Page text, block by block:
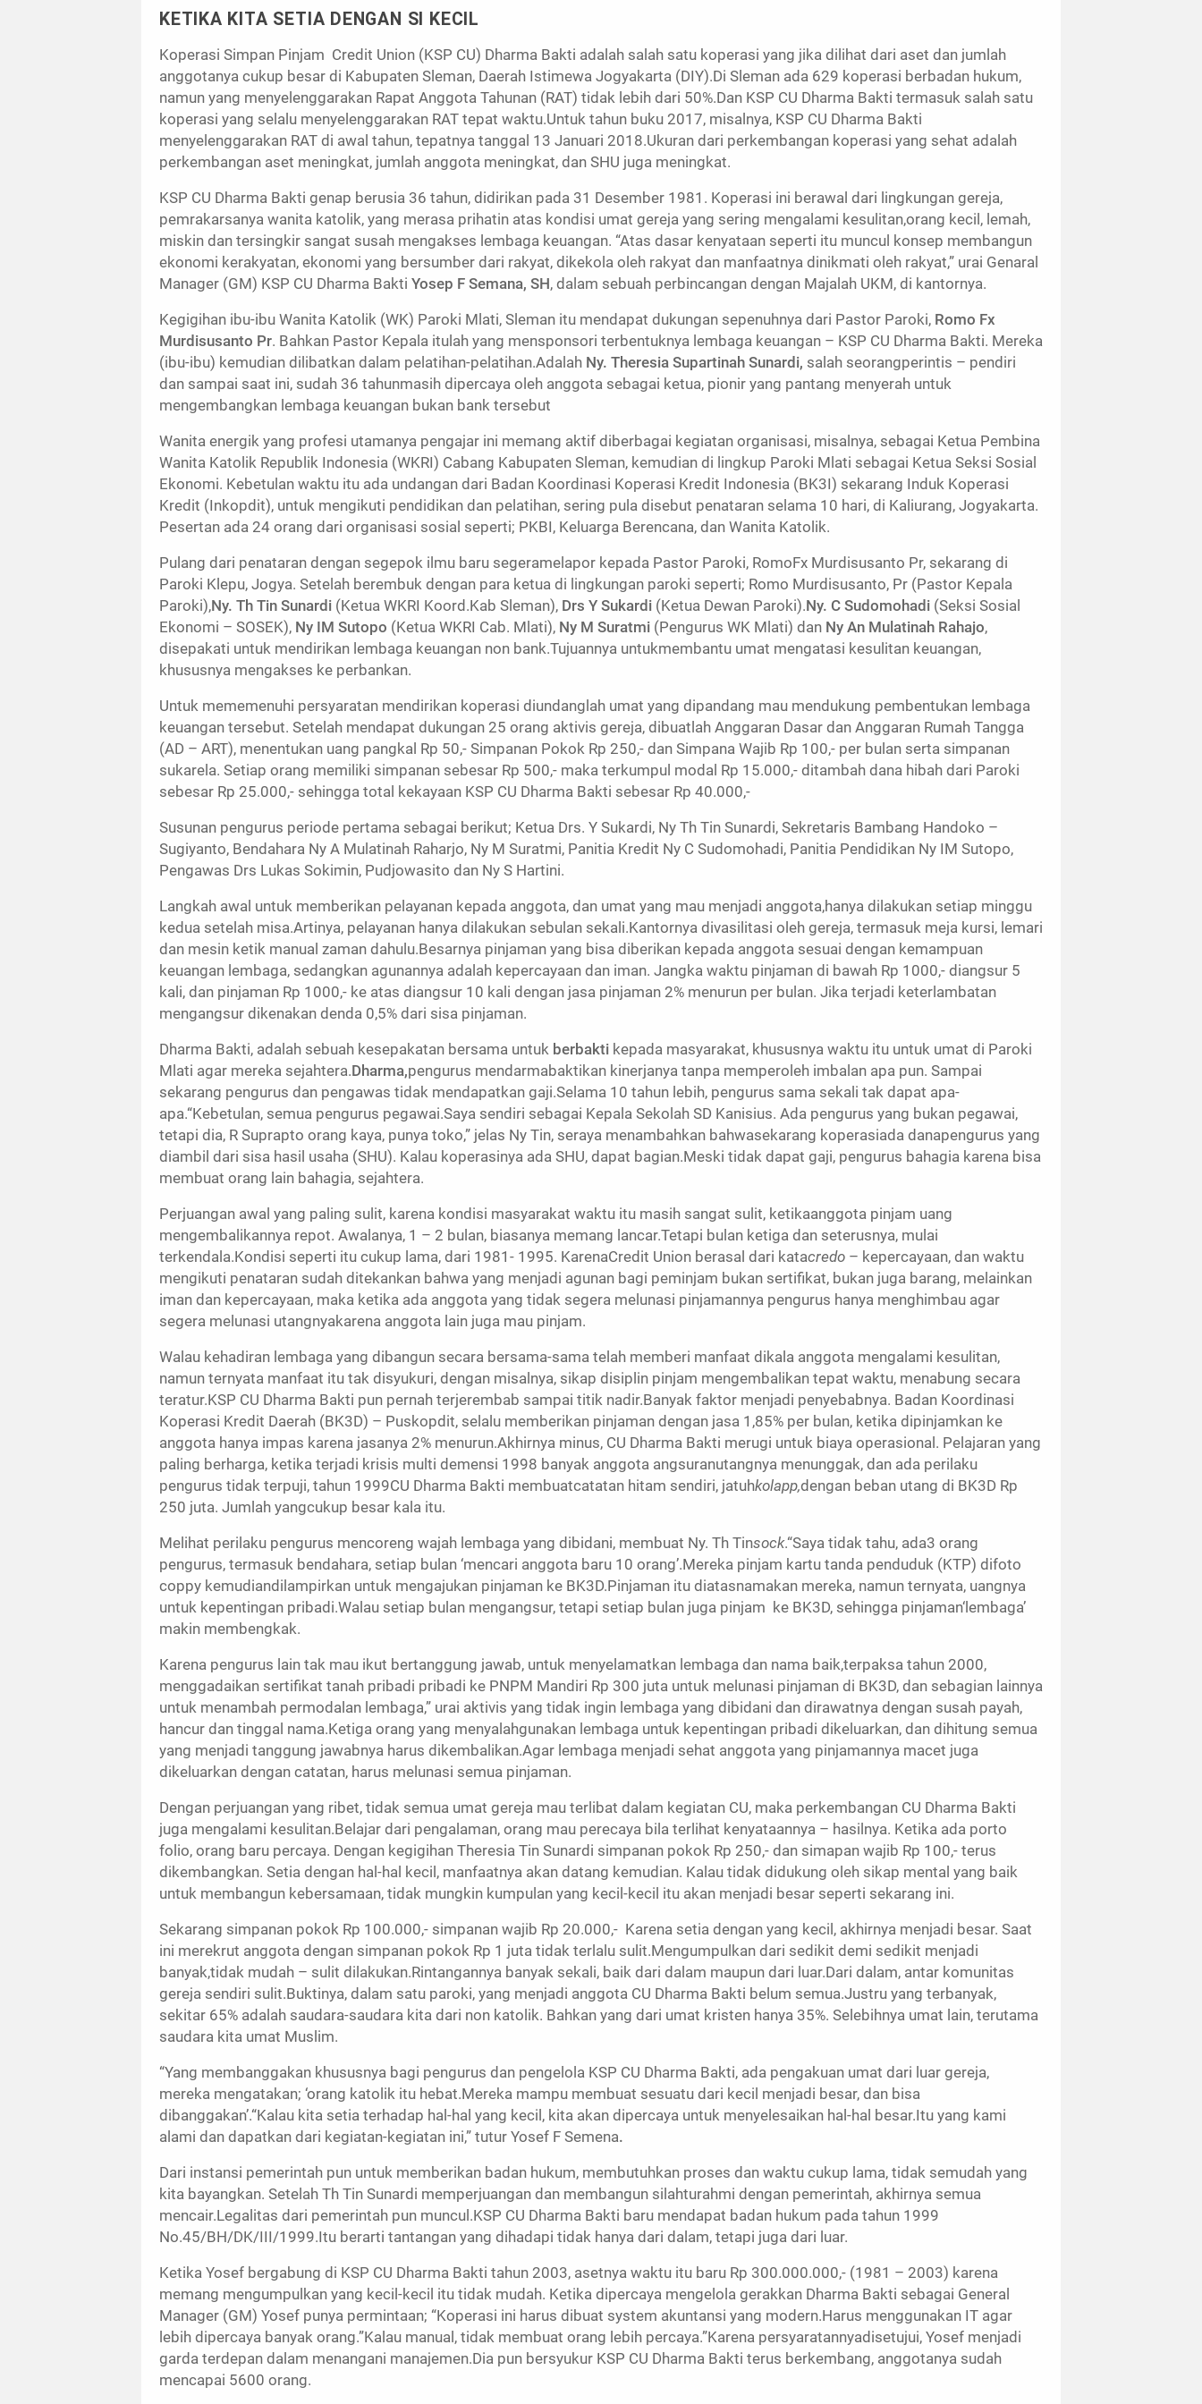
KETIKA KITA SETIA DENGAN SI KECIL
Koperasi Simpan Pinjam Credit Union (KSP CU) Dharma Bakti adalah salah satu koperasi yang jika dilihat dari aset dan jumlah
anggotanya cukup besar di Kabupaten Sleman, Daerah Istimewa Jogyakarta (DIY).Di Sleman ada 629 koperasi berbadan hukum,
namun yang menyelenggarakan Rapat Anggota Tahunan (RAT) tidak lebih dari 50%.Dan KSP CU Dharma Bakti termasuk salah satu
koperasi yang selalu menyelenggarakan RAT tepat waktu.Untuk tahun buku 2017, misalnya, KSP CU Dharma Bakti
menyelenggarakan RAT di awal tahun, tepatnya tanggal 13 Januari 2018.Ukuran dari perkembangan koperasi yang sehat adalah
perkembangan aset meningkat, jumlah anggota meningkat, dan SHU juga meningkat.
KSP CU Dharma Bakti genap berusia 36 tahun, didirikan pada 31 Desember 1981. Koperasi ini berawal dari lingkungan gereja,
pemrakarsanya wanita katolik, yang merasa prihatin atas kondisi umat gereja yang sering mengalami kesulitan,orang kecil, lemah,
miskin dan tersingkir sangat susah mengakses lembaga keuangan. “Atas dasar kenyataan seperti itu muncul konsep membangun
ekonomi kerakyatan, ekonomi yang bersumber dari rakyat, dikekola oleh rakyat dan manfaatnya dinikmati oleh rakyat,” urai Genaral
Manager (GM) KSP CU Dharma Bakti Yosep F Semana, SH, dalam sebuah perbincangan dengan Majalah UKM, di kantornya.
Kegigihan ibu-ibu Wanita Katolik (WK) Paroki Mlati, Sleman itu mendapat dukungan sepenuhnya dari Pastor Paroki, Romo Fx
Murdisusanto Pr. Bahkan Pastor Kepala itulah yang mensponsori terbentuknya lembaga keuangan – KSP CU Dharma Bakti. Mereka
(ibu-ibu) kemudian dilibatkan dalam pelatihan-pelatihan.Adalah Ny. Theresia Supartinah Sunardi, salah seorangperintis – pendiri
dan sampai saat ini, sudah 36 tahunmasih dipercaya oleh anggota sebagai ketua, pionir yang pantang menyerah untuk
mengembangkan lembaga keuangan bukan bank tersebut
Wanita energik yang profesi utamanya pengajar ini memang aktif diberbagai kegiatan organisasi, misalnya, sebagai Ketua Pembina
Wanita Katolik Republik Indonesia (WKRI) Cabang Kabupaten Sleman, kemudian di lingkup Paroki Mlati sebagai Ketua Seksi Sosial
Ekonomi. Kebetulan waktu itu ada undangan dari Badan Koordinasi Koperasi Kredit Indonesia (BK3I) sekarang Induk Koperasi
Kredit (Inkopdit), untuk mengikuti pendidikan dan pelatihan, sering pula disebut penataran selama 10 hari, di Kaliurang, Jogyakarta.
Pesertan ada 24 orang dari organisasi sosial seperti; PKBI, Keluarga Berencana, dan Wanita Katolik.
Pulang dari penataran dengan segepok ilmu baru segeramelapor kepada Pastor Paroki, RomoFx Murdisusanto Pr, sekarang di
Paroki Klepu, Jogya. Setelah berembuk dengan para ketua di lingkungan paroki seperti; Romo Murdisusanto, Pr (Pastor Kepala
Paroki),Ny. Th Tin Sunardi (Ketua WKRI Koord.Kab Sleman), Drs Y Sukardi (Ketua Dewan Paroki).Ny. C Sudomohadi (Seksi Sosial
Ekonomi – SOSEK), Ny IM Sutopo (Ketua WKRI Cab. Mlati), Ny M Suratmi (Pengurus WK Mlati) dan Ny An Mulatinah Rahajo,
disepakati untuk mendirikan lembaga keuangan non bank.Tujuannya untukmembantu umat mengatasi kesulitan keuangan,
khususnya mengakses ke perbankan.
Untuk mememenuhi persyaratan mendirikan koperasi diundanglah umat yang dipandang mau mendukung pembentukan lembaga
keuangan tersebut. Setelah mendapat dukungan 25 orang aktivis gereja, dibuatlah Anggaran Dasar dan Anggaran Rumah Tangga
(AD – ART), menentukan uang pangkal Rp 50,- Simpanan Pokok Rp 250,- dan Simpana Wajib Rp 100,- per bulan serta simpanan
sukarela. Setiap orang memiliki simpanan sebesar Rp 500,- maka terkumpul modal Rp 15.000,- ditambah dana hibah dari Paroki
sebesar Rp 25.000,- sehingga total kekayaan KSP CU Dharma Bakti sebesar Rp 40.000,-
Susunan pengurus periode pertama sebagai berikut; Ketua Drs. Y Sukardi, Ny Th Tin Sunardi, Sekretaris Bambang Handoko –
Sugiyanto, Bendahara Ny A Mulatinah Raharjo, Ny M Suratmi, Panitia Kredit Ny C Sudomohadi, Panitia Pendidikan Ny IM Sutopo,
Pengawas Drs Lukas Sokimin, Pudjowasito dan Ny S Hartini.
Langkah awal untuk memberikan pelayanan kepada anggota, dan umat yang mau menjadi anggota,hanya dilakukan setiap minggu
kedua setelah misa.Artinya, pelayanan hanya dilakukan sebulan sekali.Kantornya divasilitasi oleh gereja, termasuk meja kursi, lemari
dan mesin ketik manual zaman dahulu.Besarnya pinjaman yang bisa diberikan kepada anggota sesuai dengan kemampuan
keuangan lembaga, sedangkan agunannya adalah kepercayaan dan iman. Jangka waktu pinjaman di bawah Rp 1000,- diangsur 5
kali, dan pinjaman Rp 1000,- ke atas diangsur 10 kali dengan jasa pinjaman 2% menurun per bulan. Jika terjadi keterlambatan
mengangsur dikenakan denda 0,5% dari sisa pinjaman.
Dharma Bakti, adalah sebuah kesepakatan bersama untuk berbakti kepada masyarakat, khususnya waktu itu untuk umat di Paroki
Mlati agar mereka sejahtera.Dharma,pengurus mendarmabaktikan kinerjanya tanpa memperoleh imbalan apa pun. Sampai
sekarang pengurus dan pengawas tidak mendapatkan gaji.Selama 10 tahun lebih, pengurus sama sekali tak dapat apa-
apa.“Kebetulan, semua pengurus pegawai.Saya sendiri sebagai Kepala Sekolah SD Kanisius. Ada pengurus yang bukan pegawai,
tetapi dia, R Suprapto orang kaya, punya toko,” jelas Ny Tin, seraya menambahkan bahwasekarang koperasiada danapengurus yang
diambil dari sisa hasil usaha (SHU). Kalau koperasinya ada SHU, dapat bagian.Meski tidak dapat gaji, pengurus bahagia karena bisa
membuat orang lain bahagia, sejahtera.
Perjuangan awal yang paling sulit, karena kondisi masyarakat waktu itu masih sangat sulit, ketikaanggota pinjam uang
mengembalikannya repot. Awalanya, 1 – 2 bulan, biasanya memang lancar.Tetapi bulan ketiga dan seterusnya, mulai
terkendala.Kondisi seperti itu cukup lama, dari 1981- 1995. KarenaCredit Union berasal dari katacredo – kepercayaan, dan waktu
mengikuti penataran sudah ditekankan bahwa yang menjadi agunan bagi peminjam bukan sertifikat, bukan juga barang, melainkan
iman dan kepercayaan, maka ketika ada anggota yang tidak segera melunasi pinjamannya pengurus hanya menghimbau agar
segera melunasi utangnyakarena anggota lain juga mau pinjam.
Walau kehadiran lembaga yang dibangun secara bersama-sama telah memberi manfaat dikala anggota mengalami kesulitan,
namun ternyata manfaat itu tak disyukuri, dengan misalnya, sikap disiplin pinjam mengembalikan tepat waktu, menabung secara
teratur.KSP CU Dharma Bakti pun pernah terjerembab sampai titik nadir.Banyak faktor menjadi penyebabnya. Badan Koordinasi
Koperasi Kredit Daerah (BK3D) – Puskopdit, selalu memberikan pinjaman dengan jasa 1,85% per bulan, ketika dipinjamkan ke
anggota hanya impas karena jasanya 2% menurun.Akhirnya minus, CU Dharma Bakti merugi untuk biaya operasional. Pelajaran yang
paling berharga, ketika terjadi krisis multi demensi 1998 banyak anggota angsuranutangnya menunggak, dan ada perilaku
pengurus tidak terpuji, tahun 1999CU Dharma Bakti membuatcatatan hitam sendiri, jatuhkolapp,dengan beban utang di BK3D Rp
250 juta. Jumlah yangcukup besar kala itu.
Melihat perilaku pengurus mencoreng wajah lembaga yang dibidani, membuat Ny. Th Tinsock.“Saya tidak tahu, ada3 orang
pengurus, termasuk bendahara, setiap bulan ‘mencari anggota baru 10 orang’.Mereka pinjam kartu tanda penduduk (KTP) difoto
coppy kemudiandilampirkan untuk mengajukan pinjaman ke BK3D.Pinjaman itu diatasnamakan mereka, namun ternyata, uangnya
untuk kepentingan pribadi.Walau setiap bulan mengangsur, tetapi setiap bulan juga pinjam ke BK3D, sehingga pinjaman‘lembaga’
makin membengkak.
Karena pengurus lain tak mau ikut bertanggung jawab, untuk menyelamatkan lembaga dan nama baik,terpaksa tahun 2000,
menggadaikan sertifikat tanah pribadi pribadi ke PNPM Mandiri Rp 300 juta untuk melunasi pinjaman di BK3D, dan sebagian lainnya
untuk menambah permodalan lembaga,” urai aktivis yang tidak ingin lembaga yang dibidani dan dirawatnya dengan susah payah,
hancur dan tinggal nama.Ketiga orang yang menyalahgunakan lembaga untuk kepentingan pribadi dikeluarkan, dan dihitung semua
yang menjadi tanggung jawabnya harus dikembalikan.Agar lembaga menjadi sehat anggota yang pinjamannya macet juga
dikeluarkan dengan catatan, harus melunasi semua pinjaman.
Dengan perjuangan yang ribet, tidak semua umat gereja mau terlibat dalam kegiatan CU, maka perkembangan CU Dharma Bakti
juga mengalami kesulitan.Belajar dari pengalaman, orang mau perecaya bila terlihat kenyataannya – hasilnya. Ketika ada porto
folio, orang baru percaya. Dengan kegigihan Theresia Tin Sunardi simpanan pokok Rp 250,- dan simapan wajib Rp 100,- terus
dikembangkan. Setia dengan hal-hal kecil, manfaatnya akan datang kemudian. Kalau tidak didukung oleh sikap mental yang baik
untuk membangun kebersamaan, tidak mungkin kumpulan yang kecil-kecil itu akan menjadi besar seperti sekarang ini.
Sekarang simpanan pokok Rp 100.000,- simpanan wajib Rp 20.000,- Karena setia dengan yang kecil, akhirnya menjadi besar. Saat
ini merekrut anggota dengan simpanan pokok Rp 1 juta tidak terlalu sulit.Mengumpulkan dari sedikit demi sedikit menjadi
banyak,tidak mudah – sulit dilakukan.Rintangannya banyak sekali, baik dari dalam maupun dari luar.Dari dalam, antar komunitas
gereja sendiri sulit.Buktinya, dalam satu paroki, yang menjadi anggota CU Dharma Bakti belum semua.Justru yang terbanyak,
sekitar 65% adalah saudara-saudara kita dari non katolik. Bahkan yang dari umat kristen hanya 35%. Selebihnya umat lain, terutama
saudara kita umat Muslim.
“Yang membanggakan khususnya bagi pengurus dan pengelola KSP CU Dharma Bakti, ada pengakuan umat dari luar gereja,
mereka mengatakan; ‘orang katolik itu hebat.Mereka mampu membuat sesuatu dari kecil menjadi besar, dan bisa
dibanggakan’.“Kalau kita setia terhadap hal-hal yang kecil, kita akan dipercaya untuk menyelesaikan hal-hal besar.Itu yang kami
alami dan dapatkan dari kegiatan-kegiatan ini,” tutur Yosef F Semena.
Dari instansi pemerintah pun untuk memberikan badan hukum, membutuhkan proses dan waktu cukup lama, tidak semudah yang
kita bayangkan. Setelah Th Tin Sunardi memperjuangan dan membangun silahturahmi dengan pemerintah, akhirnya semua
mencair.Legalitas dari pemerintah pun muncul.KSP CU Dharma Bakti baru mendapat badan hukum pada tahun 1999
No.45/BH/DK/III/1999.Itu berarti tantangan yang dihadapi tidak hanya dari dalam, tetapi juga dari luar.
Ketika Yosef bergabung di KSP CU Dharma Bakti tahun 2003, asetnya waktu itu baru Rp 300.000.000,- (1981 – 2003) karena
memang mengumpulkan yang kecil-kecil itu tidak mudah. Ketika dipercaya mengelola gerakkan Dharma Bakti sebagai General
Manager (GM) Yosef punya permintaan; “Koperasi ini harus dibuat system akuntansi yang modern.Harus menggunakan IT agar
lebih dipercaya banyak orang.”Kalau manual, tidak membuat orang lebih percaya.”Karena persyaratannyadisetujui, Yosef menjadi
garda terdepan dalam menangani manajemen.Dia pun bersyukur KSP CU Dharma Bakti terus berkembang, anggotanya sudah
mencapai 5600 orang.